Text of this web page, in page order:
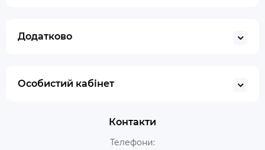
Додатково
Особистий кабінет
Контакти
Телефони: